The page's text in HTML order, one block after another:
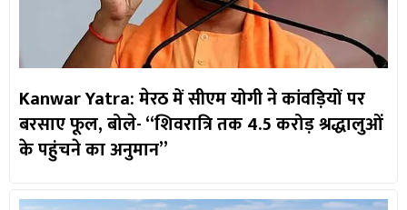
Kanwar Yatra: मेरठ में सीएम योगी ने कांवड़ियों पर
बरसाए फूल, बोले- “शिवरात्रि तक 4.5 करोड़ श्रद्धालुओं
के पहुंचने का अनुमान”